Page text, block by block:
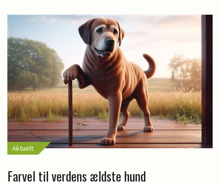
Aktuelt
Farvel til verdens ældste hund